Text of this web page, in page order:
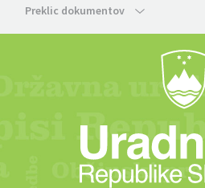
Preklic dokumentov